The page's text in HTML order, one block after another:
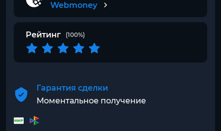
Webmoney
Рейтинг (100%)
Гарантия сделки
Моментальное получение